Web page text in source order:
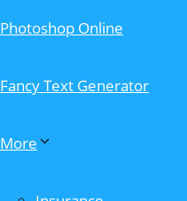
Photoshop Online
Fancy Text Generator
More